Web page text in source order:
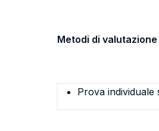
Metodi di
Prova